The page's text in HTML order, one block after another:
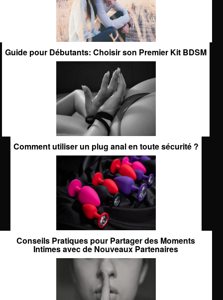
Guide pour Débutants: Choisir son Premier Kit BDSM
Comment utiliser un plug anal en toute sécurité ?
Conseils Pratiques pour Partager des Moments
Intimes avec de Nouveaux Partenaires